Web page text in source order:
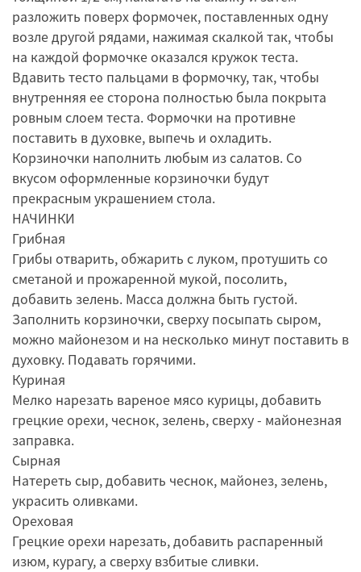
разложить поверх формочек, поставленных одну
возле другой рядами, нажимая скалкой так, чтобы
на каждой формочке оказался кружок теста.
Вдавить тесто пальцами в формочку, так, чтобы
внутренняя ее сторона полностью была покрыта
ровным слоем теста. Формочки на противне
поставить в духовке, выпечь и охладить.
Корзиночки наполнить любым из салатов. Со
вкусом оформленные корзиночки будут
прекрасным украшением стола.
НАЧИНКИ
Грибная
Грибы отварить, обжарить с луком, протушить со
сметаной и прожаренной мукой, посолить,
добавить зелень. Масса должна быть густой.
Заполнить корзиночки, сверху посыпать сыром,
можно майонезом и на несколько минут поставить в
духовку. Подавать горячими.
Куриная
Мелко нарезать вареное мясо курицы, добавить
грецкие орехи, чеснок, зелень, сверху - майонезная
заправка.
Сырная
Натереть сыр, добавить чеснок, майонез, зелень,
украсить оливками.
Ореховая
Грецкие орехи нарезать, добавить распаренный
изюм, курагу, а сверху взбитые сливки.